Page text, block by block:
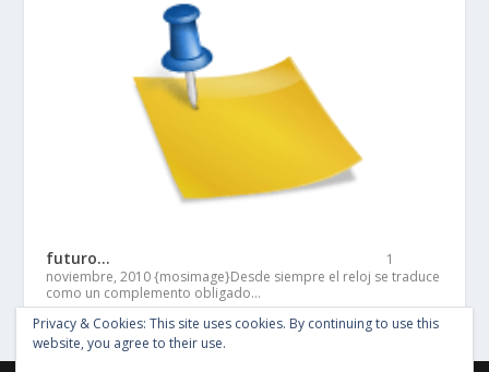
futuro…
1
noviembre, 2010 {mosimage}Desde siempre el reloj se traduce
como un complemento obligado…
Privacy & Cookies: This site uses cookies. By continuing to use this
website, you agree to their use.